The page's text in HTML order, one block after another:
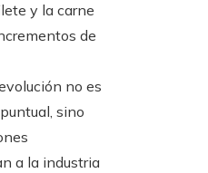
y la carne
de
no es
sino
a la industria